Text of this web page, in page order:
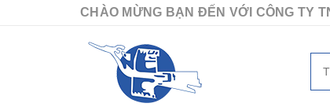
CHÀO MỪNG BẠN ĐẾN VỚI CÔNG TY